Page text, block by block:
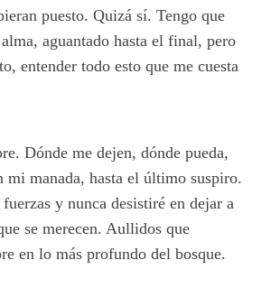
puesto. Quizá sí. Tengo que
aguantado hasta el final, pero
entender todo esto que me cuesta
Dónde me dejen, dónde pueda,
mi manada, hasta el último suspiro.
y nunca desistiré en dejar a
se merecen. Aullidos que
en lo más profundo del bosque.